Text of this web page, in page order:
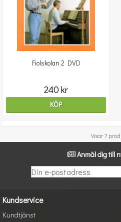
Fiolskolan 2 DVD
240 kr
KÖP
Visar 7
Anmäl dig till
Kundservice
Kundtjänst